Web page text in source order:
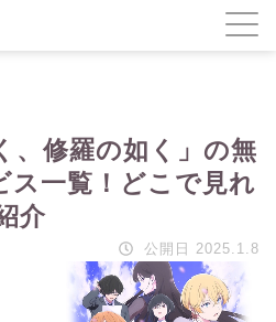
、修羅の如く」の無
ス一覧！どこで見れ
介
公開日 2025.1.8